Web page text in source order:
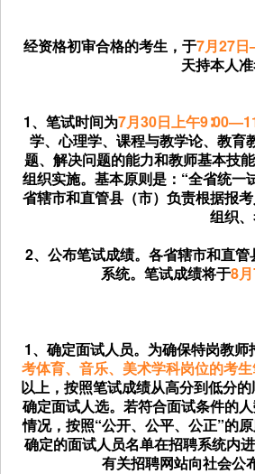
经资格初审合格的考生，于7月27
天持本人
1、笔试时间为7月30日上午
学、心理学、课程与教学论、教育
题、解决问题的能力和教师基本技
组织实施。基本原则是：“全省统
省辖市和直管县（市）负责根据报
组织
2、公布笔试成绩。各省辖市和直
系统。笔试成绩将于8
1、确定面试人员。为确保特岗教
考体育、音乐、美术学科岗位的考
以上，按照笔试成绩从高分到低分
确定面试人选。若符合面试条件的
情况，按照“公开、公平、公正”的
确定的面试人员名单在招聘系统内
有关招聘网站向社会公